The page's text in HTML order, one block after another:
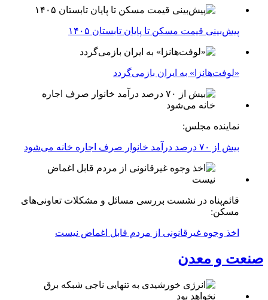
پیش‌بینی قیمت مسکن تا پایان تابستان ۱۴۰۵
«لوفت‌هانزا» به ایران بازمی‌گردد
نماینده مجلس:
بیش از ۷۰ درصد درآمد خانوار صرف اجاره خانه می‌شود
قائم‌پناه در نشست بررسی مسائل و مشکلات تعاونی‌های
مسکن:
اخذ وجوه غیرقانونی از مردم قابل اغماض نیست
صنعت و معدن